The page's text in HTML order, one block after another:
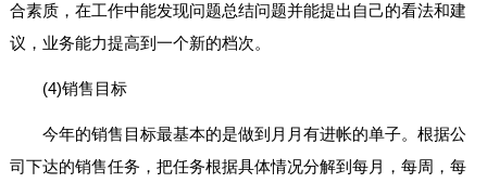
合素质，在工作中能发现问题总结问题并能提出自己的看法和建
议，业务能力提高到一个新的档次。
(4)销售目标
今年的销售目标最基本的是做到月月有进帐的单子。根据公
司下达的销售任务，把任务根据具体情况分解到每月，每周，每